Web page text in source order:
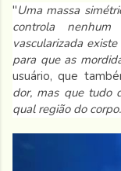
"Uma massa
controla
vascularizada
para que as
usuário, que
dor, mas que tudo
qual região do corpo.